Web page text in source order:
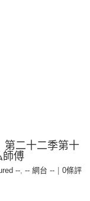
第二十二季第十
傅
--, -- 網台 --
0條評